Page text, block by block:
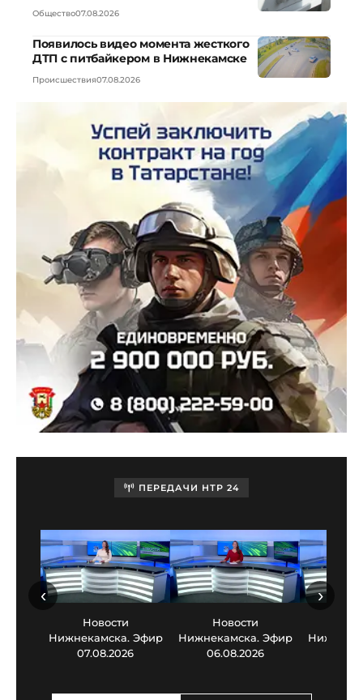
Общество07.08.2026
Появилось видео момента жесткого
ДТП с питбайкером в Нижнекамске
Происшествия07.08.2026
ПЕРЕДАЧИ НТР 24
Новости
Нижнекамска. Эфир
07.08.2026
Новости
Нижнекамска. Эфир
06.08.2026
‹ ›